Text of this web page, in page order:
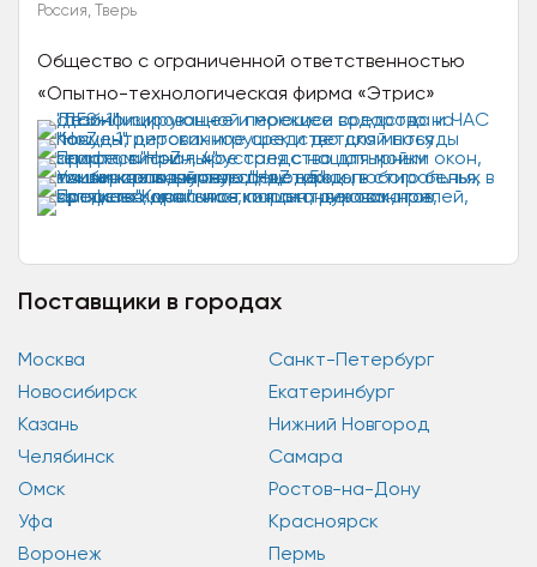
Россия, Тверь
Общество с ограниченной ответственностью
«Опытно-технологическая фирма «Этрис»
организовано в 1998 году и ориентировано на
разработку и производство...
Поставщики в городах
Москва
Санкт-Петербург
Новосибирск
Екатеринбург
Казань
Нижний Новгород
Челябинск
Самара
Омск
Ростов-на-Дону
Уфа
Красноярск
Воронеж
Пермь